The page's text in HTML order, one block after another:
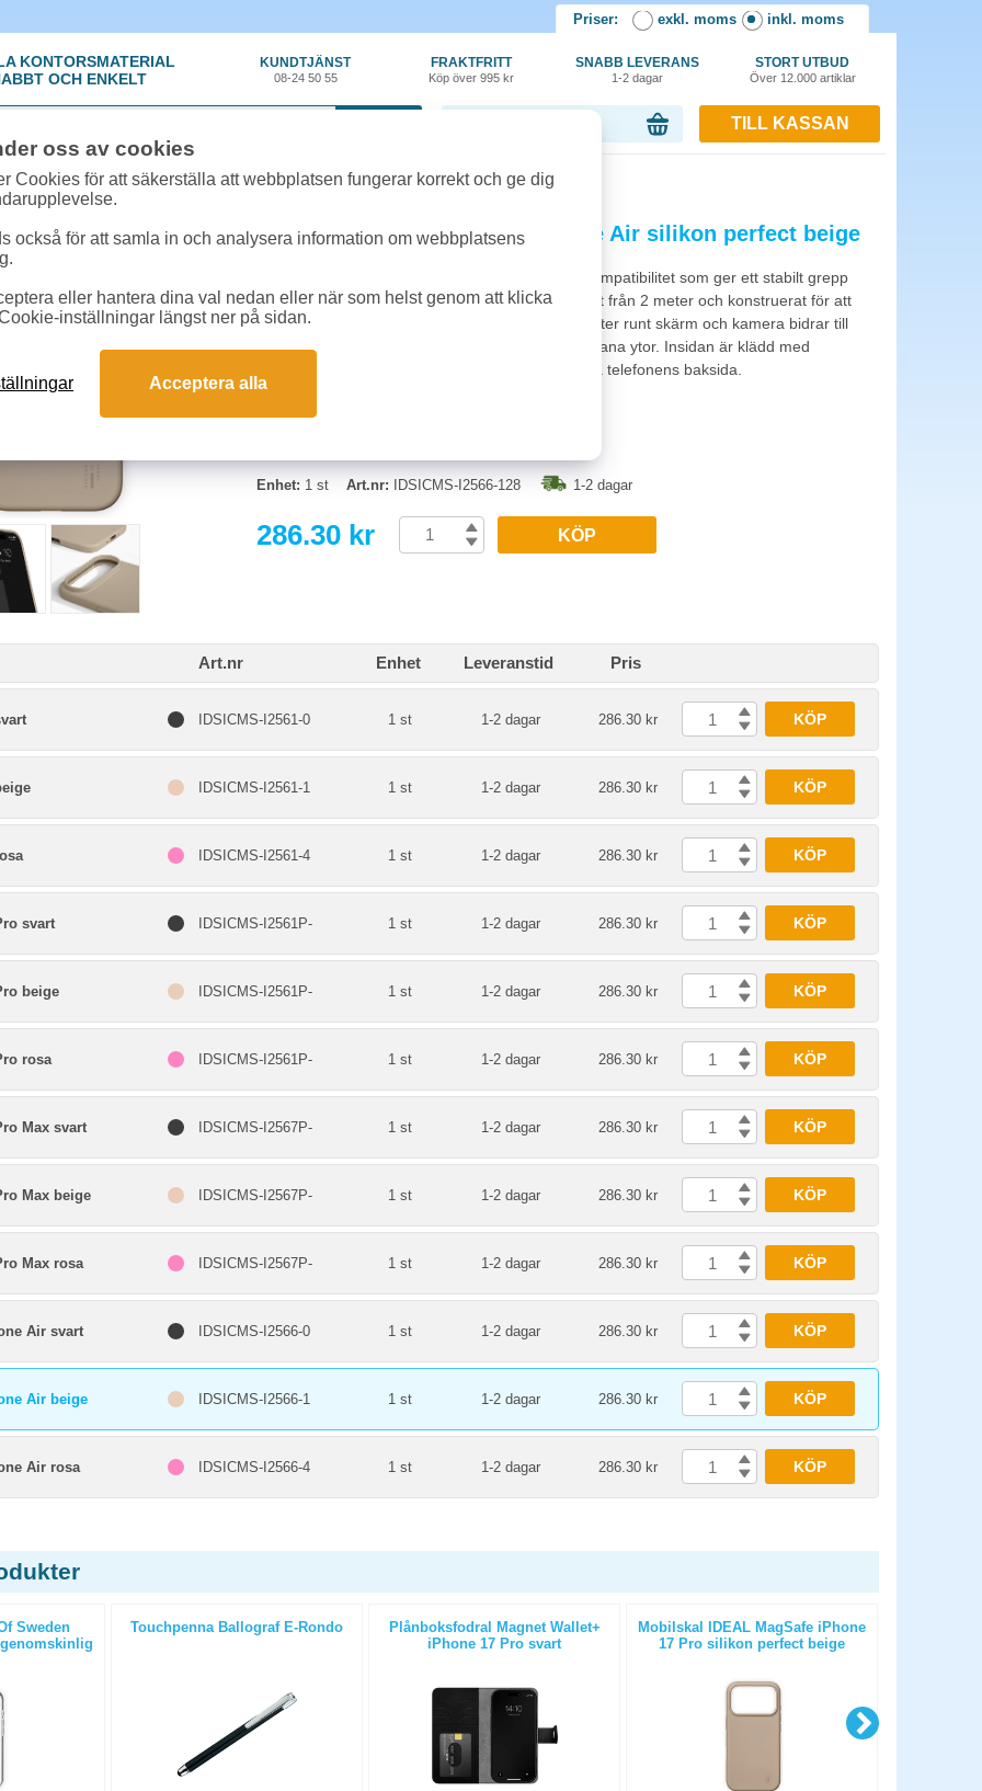
Priser: exkl. moms inkl. moms
KONTORSMATERIAL
OCH ENKELT
KUNDTJÄNST
08-24 50 55
FRAKTFRITT
Köp över 995 kr
SNABB LEVERANS
1-2 dagar
STORT UTBUD
Över 12.000 artiklar
TILL KASSAN
»iPhone tillbehör»Mobilskal IDEAL MagSafe iPhone Air silikon perfect beige
Mobilskal IDEAL MagSafe iPhone Air silikon perfect beige
Silikonskal från Ideal of Sweden med MagSafe-kompatibilitet som ger ett stabilt grepp
tack vare den borstade ytan. Skalet är dropptestat från 2 meter och konstruerat för att
skydda telefonen vid fall och stötar. Upphöjda kanter runt skärm och kamera bidrar till
extra skydd mot repor när enheten placeras på plana ytor. Insidan är klädd med
mikrofiberfoder som minskar risken för märken på telefonens baksida.
Enhet: 1 st Art.nr: IDSICMS-I2566-128 1-2 dagar
286.30 kr KÖP
Art.nr Enhet Leveranstid Pris
IDSICMS-I2561-0 1 st 1-2 dagar 286.30 kr KÖP
IDSICMS-I2561-1 1 st 1-2 dagar 286.30 kr KÖP
IDSICMS-I2561-4 1 st 1-2 dagar 286.30 kr KÖP
svart IDSICMS-I2561P- 1 st 1-2 dagar 286.30 kr KÖP
beige IDSICMS-I2561P- 1 st 1-2 dagar 286.30 kr KÖP
rosa IDSICMS-I2561P- 1 st 1-2 dagar 286.30 kr KÖP
Max svart IDSICMS-I2567P- 1 st 1-2 dagar 286.30 kr KÖP
Max beige IDSICMS-I2567P- 1 st 1-2 dagar 286.30 kr KÖP
Max rosa IDSICMS-I2567P- 1 st 1-2 dagar 286.30 kr KÖP
Air svart IDSICMS-I2566-0 1 st 1-2 dagar 286.30 kr KÖP
Air beige IDSICMS-I2566-1 1 st 1-2 dagar 286.30 kr KÖP
Air rosa IDSICMS-I2566-4 1 st 1-2 dagar 286.30 kr KÖP
Sweden
Touchpenna Ballograf E-Rondo
Plånboksfodral Magnet Wallet+
iPhone 17 Pro svart
Mobilskal IDEAL MagSafe iPhone
17 Pro silikon perfect beige
oss av cookies
Cookies för att säkerställa att webbplatsen fungerar korrekt och ge dig
också för att samla in och analysera information om webbplatsens
eller hantera dina val nedan eller när som helst genom att klicka
inställningar längst ner på sidan.
Acceptera alla